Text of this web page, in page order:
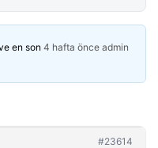
en son 4 hafta önce admin
#23614